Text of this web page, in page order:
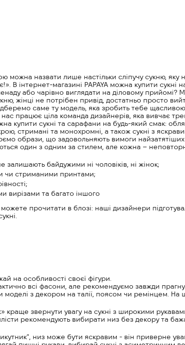
можна назвати лише настільки сліпучу сукню, яку
В інтернет-магазині PAPAYA можна купити сукні
або чарівно виглядати на діловому
жінці не потрібен привід, достатньо просто
саме ту модель, яка зробить тебе
працює ціла команда дизайнерів, яка вивчає
купити сукні та сарафани на будь-який смак:
стримані та монохромні, а також сукні з
образи, що задовольняють вимоги найзатятіших
один з одним за стилем, але кожна –
залишають байдужими ні чоловіків, ні жінок;
чи стриманими принтами;
вирізами та багато іншого
прочитати в блозі: наші дизайнери
на особливості своєї фігури.
всі фасони, але рекомендуємо завжди
з декором на талії, поясом чи ремінцем. На
краще звернути увагу на сукні з широкими
рекомендують вибирати низ без декору та
низ може бути яскравим - він приверне